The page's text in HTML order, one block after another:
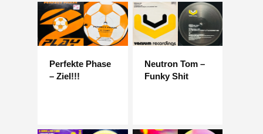
Perfekte Phase
– Ziel!!!
Neutron Tom –
Funky Shit